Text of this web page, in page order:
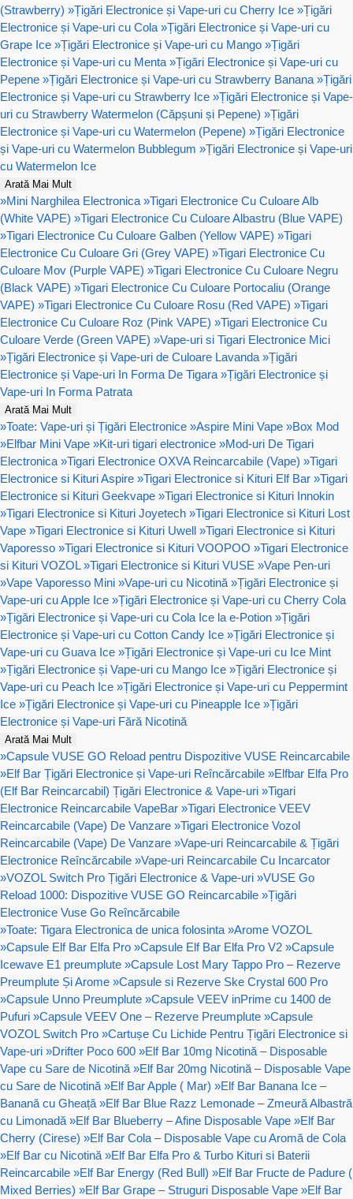
(Strawberry) »Țigări Electronice și Vape-uri cu Cherry Ice »Țigări
Electronice și Vape-uri cu Cola »Țigări Electronice și Vape-uri cu
Grape Ice »Țigări Electronice și Vape-uri cu Mango »Țigări
Electronice și Vape-uri cu Menta »Țigări Electronice și Vape-uri cu
Pepene »Țigări Electronice și Vape-uri cu Strawberry Banana »Țigări
Electronice și Vape-uri cu Strawberry Ice »Țigări Electronice și Vape-
uri cu Strawberry Watermelon (Căpșuni și Pepene) »Țigări
Electronice și Vape-uri cu Watermelon (Pepene) »Țigări Electronice
și Vape-uri cu Watermelon Bubblegum »Țigări Electronice și Vape-uri
cu Watermelon Ice
Arată Mai Mult
»Mini Narghilea Electronica »Tigari Electronice Cu Culoare Alb
(White VAPE) »Tigari Electronice Cu Culoare Albastru (Blue VAPE)
»Tigari Electronice Cu Culoare Galben (Yellow VAPE) »Tigari
Electronice Cu Culoare Gri (Grey VAPE) »Tigari Electronice Cu
Culoare Mov (Purple VAPE) »Tigari Electronice Cu Culoare Negru
(Black VAPE) »Tigari Electronice Cu Culoare Portocaliu (Orange
VAPE) »Tigari Electronice Cu Culoare Rosu (Red VAPE) »Tigari
Electronice Cu Culoare Roz (Pink VAPE) »Tigari Electronice Cu
Culoare Verde (Green VAPE) »Vape-uri si Tigari Electronice Mici
»Țigări Electronice și Vape-uri de Culoare Lavanda »Țigări
Electronice și Vape-uri In Forma De Tigara »Țigări Electronice și
Vape-uri In Forma Patrata
Arată Mai Mult
»Toate: Vape-uri și Țigări Electronice »Aspire Mini Vape »Box Mod
»Elfbar Mini Vape »Kit-uri tigari electronice »Mod-uri De Tigari
Electronica »Tigari Electronice OXVA Reincarcabile (Vape) »Tigari
Electronice si Kituri Aspire »Tigari Electronice si Kituri Elf Bar »Tigari
Electronice si Kituri Geekvape »Tigari Electronice si Kituri Innokin
»Tigari Electronice si Kituri Joyetech »Tigari Electronice si Kituri Lost
Vape »Tigari Electronice si Kituri Uwell »Tigari Electronice si Kituri
Vaporesso »Tigari Electronice si Kituri VOOPOO »Tigari Electronice
si Kituri VOZOL »Tigari Electronice si Kituri VUSE »Vape Pen-uri
»Vape Vaporesso Mini »Vape-uri cu Nicotină »Țigări Electronice și
Vape-uri cu Apple Ice »Țigări Electronice și Vape-uri cu Cherry Cola
»Țigări Electronice și Vape-uri cu Cola Ice la e-Potion »Țigări
Electronice și Vape-uri cu Cotton Candy Ice »Țigări Electronice și
Vape-uri cu Guava Ice »Țigări Electronice și Vape-uri cu Ice Mint
»Țigări Electronice și Vape-uri cu Mango Ice »Țigări Electronice și
Vape-uri cu Peach Ice »Țigări Electronice și Vape-uri cu Peppermint
Ice »Țigări Electronice și Vape-uri cu Pineapple Ice »Țigări
Electronice și Vape-uri Fără Nicotină
Arată Mai Mult
»Capsule VUSE GO Reload pentru Dispozitive VUSE Reincarcabile
»Elf Bar Țigări Electronice și Vape-uri Reîncărcabile »Elfbar Elfa Pro
(Elf Bar Reincarcabil) Țigări Electronice & Vape-uri »Tigari
Electronice Reincarcabile VapeBar »Tigari Electronice VEEV
Reincarcabile (Vape) De Vanzare »Tigari Electronice Vozol
Reincarcabile (Vape) De Vanzare »Vape-uri Reincarcabile & Țigări
Electronice Reîncărcabile »Vape-uri Reincarcabile Cu Incarcator
»VOZOL Switch Pro Țigări Electronice & Vape-uri »VUSE Go
Reload 1000: Dispozitive VUSE GO Reincarcabile »Țigări
Electronice Vuse Go Reîncărcabile
»Toate: Tigara Electronica de unica folosinta »Arome VOZOL
»Capsule Elf Bar Elfa Pro »Capsule Elf Bar Elfa Pro V2 »Capsule
Icewave E1 preumplute »Capsule Lost Mary Tappo Pro – Rezerve
Preumplute Și Arome »Capsule si Rezerve Ske Crystal 600 Pro
»Capsule Unno Preumplute »Capsule VEEV inPrime cu 1400 de
Pufuri »Capsule VEEV One – Rezerve Preumplute »Capsule
VOZOL Switch Pro »Cartușe Cu Lichide Pentru Țigări Electronice si
Vape-uri »Drifter Poco 600 »Elf Bar 10mg Nicotină – Disposable
Vape cu Sare de Nicotină »Elf Bar 20mg Nicotină – Disposable Vape
cu Sare de Nicotină »Elf Bar Apple ( Mar) »Elf Bar Banana Ice –
Banană cu Gheață »Elf Bar Blue Razz Lemonade – Zmeură Albastră
cu Limonadă »Elf Bar Blueberry – Afine Disposable Vape »Elf Bar
Cherry (Cirese) »Elf Bar Cola – Disposable Vape cu Aromă de Cola
»Elf Bar cu Nicotină »Elf Bar Elfa Pro & Turbo Kituri si Baterii
Reincarcabile »Elf Bar Energy (Red Bull) »Elf Bar Fructe de Padure (
Mixed Berries) »Elf Bar Grape – Struguri Disposable Vape »Elf Bar